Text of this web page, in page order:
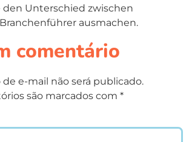
den Unterschied zwischen
ausmachen.
comentário
e-mail não será publicado.
são marcados com *